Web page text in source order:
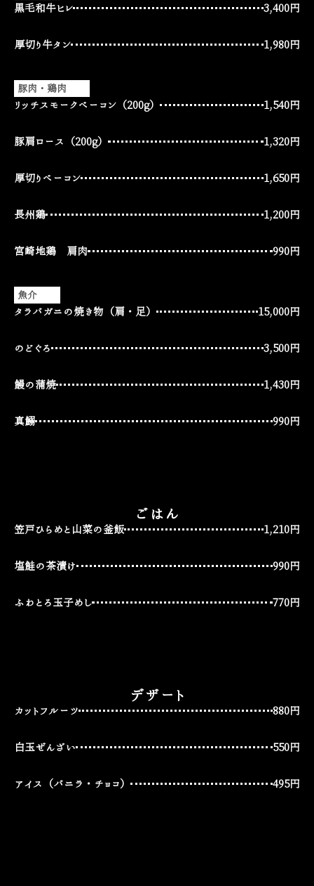
黒毛和牛ヒレ 3,400円
厚切り牛タン 1,980円
豚肉・鶏肉
リッチスモークベーコン（200g） 1,540円
豚肩ロース（200g） 1,320円
厚切りベーコン 1,650円
長州鶏 1,200円
宮崎地鶏 肩肉 990円
魚介
タラバガニの焼き物（肩・足） 15,000円
のどぐろ 3,500円
鰻の蒲焼 1,430円
真鰯 990円
ごはん
笠戸ひらめと山菜の釜飯 1,210円
塩鮭の茶漬け 990円
ふわとろ玉子めし 770円
デザート
カットフルーツ 880円
白玉ぜんざい 550円
アイス（バニラ・チョコ） 495円